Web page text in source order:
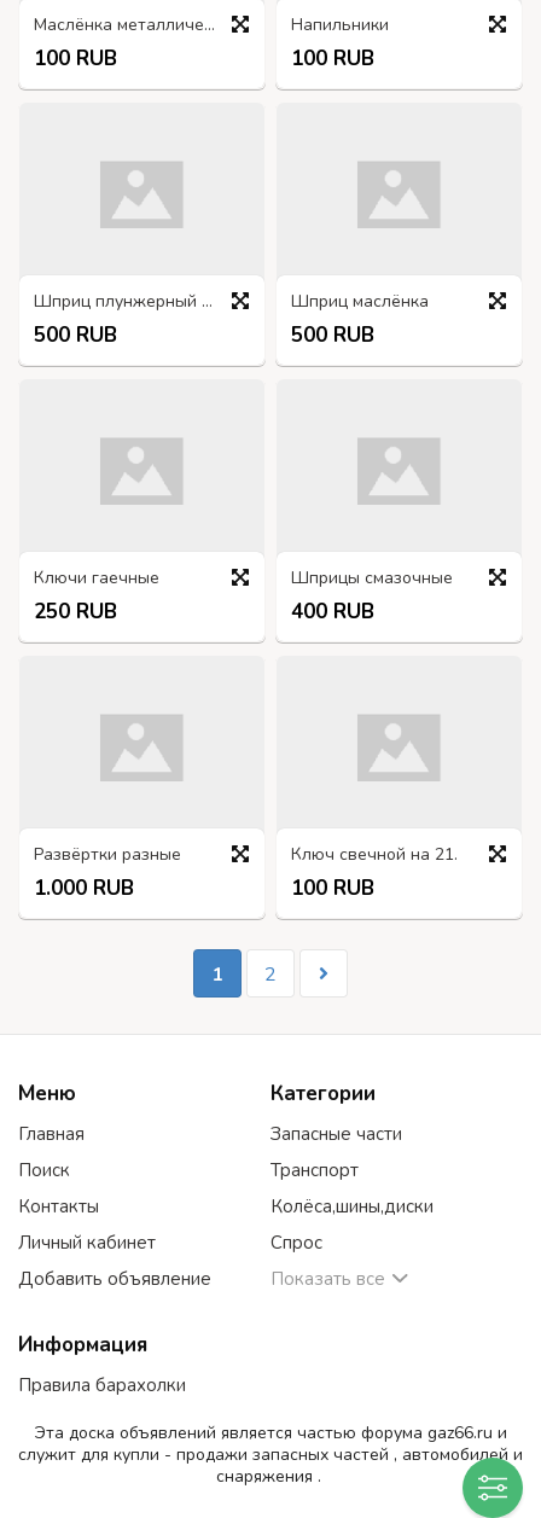
Маслёнка металлическая
100 RUB
Напильники
100 RUB
Шприц плунжерный №1
500 RUB
Шприц маслёнка
500 RUB
Ключи гаечные
250 RUB
Шприцы смазочные
400 RUB
Развёртки разные
1.000 RUB
Ключ свечной на 21.
100 RUB
1 2
Меню
Главная
Поиск
Контакты
Личный кабинет
Добавить объявление
Категории
Запасные части
Транспорт
Колёса,шины,диски
Спрос
Показать все
Информация
Правила барахолки
Эта доска объявлений является частью форума gaz66.ru и
служит для купли - продажи запасных частей , автомобилей и
снаряжения .